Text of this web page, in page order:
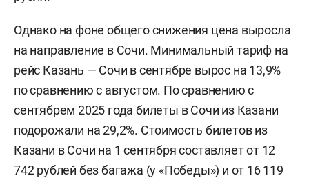
Однако на фоне общего снижения цена выросла
на направление в Сочи. Минимальный тариф на
рейс Казань — Сочи в сентябре вырос на 13,9%
по сравнению с августом. По сравнению с
сентябрем 2025 года билеты в Сочи из Казани
подорожали на 29,2%. Стоимость билетов из
Казани в Сочи на 1 сентября составляет от 12
742 рублей без багажа (у «Победы») и от 16 119